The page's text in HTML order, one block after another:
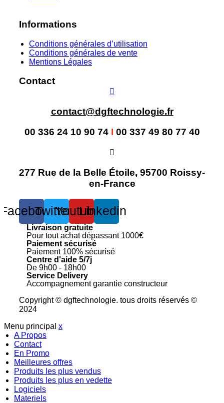
Informations
Conditions générales d’utilisation
Conditions générales de vente
Mentions Légales
Contact
contact@dgftechnologie.fr
00 336 24 10 90 74 I 00 337 49 80 77 40
277 Rue de la Belle Étoile, 95700 Roissy-
en-France
Facebook
TwitterYoutubeLinkedin
Livraison gratuite
Pour tout achat dépassant 1000€
Paiement sécurisé
Paiement 100% sécurisé
Centre d'aide 5/7j
De 9h00 - 18h00
Service Delivery
Accompagnement garantie constructeur
Copyright © dgftechnologie. tous droits réservés ©
2024
Menu principal x
A Propos
Contact
En Promo
Meilleures offres
Produits les plus vendus
Produits les plus en vedette
Logiciels
Materiels